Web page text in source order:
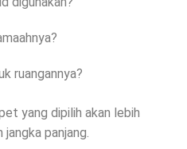
ruangannya?
yang dipilih akan lebih
panjang.